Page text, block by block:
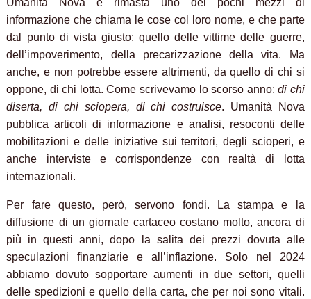
Umanità Nova è rimasta uno dei pochi mezzi di
informazione che chiama le cose col loro nome, e che parte
dal punto di vista giusto: quello delle vittime delle guerre,
dell’impoverimento, della precarizzazione della vita. Ma
anche, e non potrebbe essere altrimenti, da quello di chi si
oppone, di chi lotta. Come scrivevamo lo scorso anno:di chi
diserta, di chi sciopera, di chi costruisce. Umanità Nova
pubblica articoli di informazione e analisi, resoconti delle
mobilitazioni e delle iniziative sui territori, degli scioperi, e
anche interviste e corrispondenze con realtà di lotta
internazionali.
Per fare questo, però, servono fondi. La stampa e la
diffusione di un giornale cartaceo costano molto, ancora di
più in questi anni, dopo la salita dei prezzi dovuta alle
speculazioni finanziarie e all’inflazione. Solo nel 2024
abbiamo dovuto sopportare aumenti in due settori, quelli
delle spedizioni e quello della carta, che per noi sono vitali.